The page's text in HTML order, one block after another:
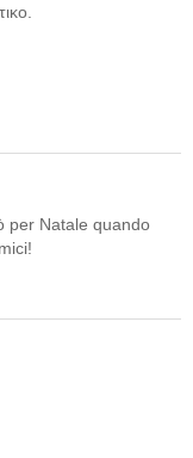
per Natale quando